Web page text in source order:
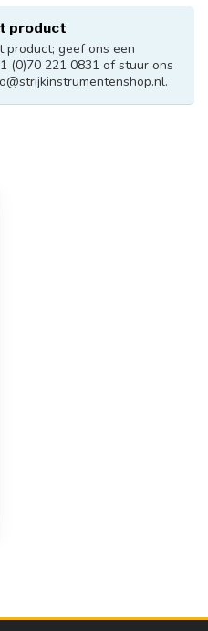
product
product; geef ons een
(0)70 221 0831 of stuur ons
.